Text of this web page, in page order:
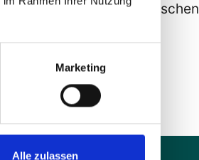
Marketing
Alle zulassen
und elektronischen
umfasst.
barrierefrei sind.